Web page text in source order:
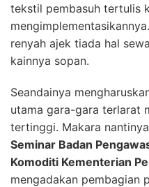
tekstil pembasuh tertulis
renyah ajek tiada hal
kainnya sopan.
Seandainya
utama gara-gara terlarat
tertinggi. Makara
Seminar Badan
Komoditi Kementerian
mengadakan pembagian